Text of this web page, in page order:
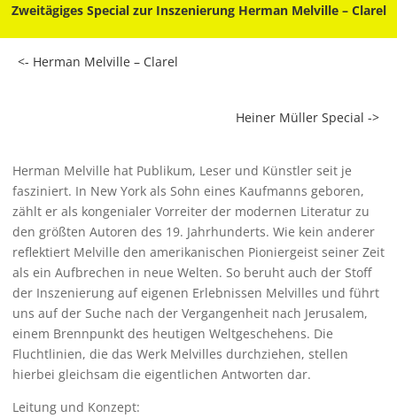
Zweitägiges Special zur Inszenierung Herman Melville – Clarel
<- Herman Melville – Clarel
Heiner Müller Special ->
Herman Melville hat Publikum, Leser und Künstler seit je
fasziniert. In New York als Sohn eines Kaufmanns geboren,
zählt er als kongenialer Vorreiter der modernen Literatur zu
den größten Autoren des 19. Jahrhunderts. Wie kein anderer
reflektiert Melville den amerikanischen Pioniergeist seiner Zeit
als ein Aufbrechen in neue Welten. So beruht auch der Stoff
der Inszenierung auf eigenen Erlebnissen Melvilles und führt
uns auf der Suche nach der Vergangenheit nach Jerusalem,
einem Brennpunkt des heutigen Weltgeschehens. Die
Fluchtlinien, die das Werk Melvilles durchziehen, stellen
hierbei gleichsam die eigentlichen Antworten dar.
Leitung und Konzept: